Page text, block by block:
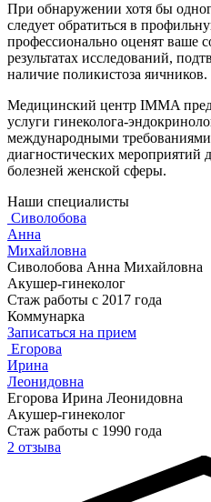
При обнаружении хотя бы
следует обратиться в
профессионально оценят ваше
результатах исследований,
наличие поликистоза яичников.
Медицинский центр IMMA
услуги гинеколога-
международными
диагностических мероприятий
болезней женской сферы.
Наши специалисты
Сиволобова
Анна
Михайловна
Сиволобова Анна Михайловна
Акушер-гинеколог
Стаж работы с 2017 года
Коммунарка
Записаться на прием
Егорова
Ирина
Леонидовна
Егорова Ирина Леонидовна
Акушер-гинеколог
Стаж работы с 1990 года
2 отзыва